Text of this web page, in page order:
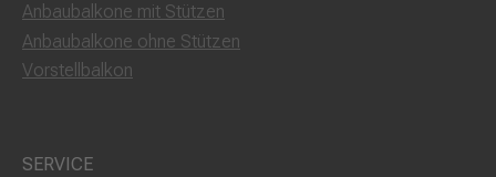
Anbaubalkone mit Stützen
Anbaubalkone ohne Stützen
Vorstellbalkon
SERVICE